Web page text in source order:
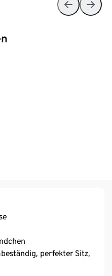
perfekter Sitz,